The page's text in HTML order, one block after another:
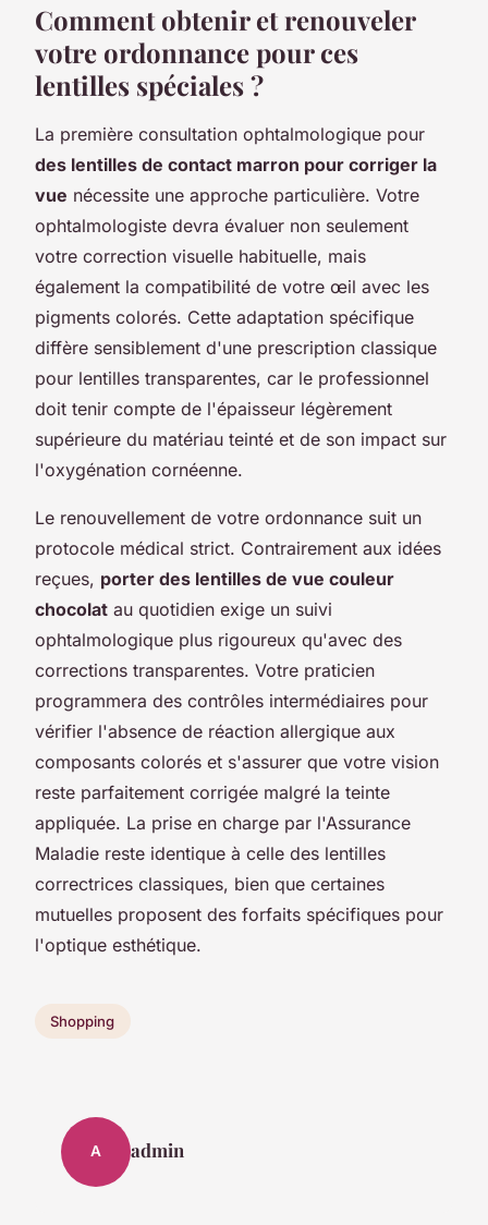
Comment obtenir et renouveler
votre ordonnance pour ces
lentilles spéciales ?
La première consultation ophtalmologique pour
des lentilles de contact marron pour corriger la
vue nécessite une approche particulière. Votre
ophtalmologiste devra évaluer non seulement
votre correction visuelle habituelle, mais
également la compatibilité de votre œil avec les
pigments colorés. Cette adaptation spécifique
diffère sensiblement d'une prescription classique
pour lentilles transparentes, car le professionnel
doit tenir compte de l'épaisseur légèrement
supérieure du matériau teinté et de son impact sur
l'oxygénation cornéenne.
Le renouvellement de votre ordonnance suit un
protocole médical strict. Contrairement aux idées
reçues, porter des lentilles de vue couleur
chocolat au quotidien exige un suivi
ophtalmologique plus rigoureux qu'avec des
corrections transparentes. Votre praticien
programmera des contrôles intermédiaires pour
vérifier l'absence de réaction allergique aux
composants colorés et s'assurer que votre vision
reste parfaitement corrigée malgré la teinte
appliquée. La prise en charge par l'Assurance
Maladie reste identique à celle des lentilles
correctrices classiques, bien que certaines
mutuelles proposent des forfaits spécifiques pour
l'optique esthétique.
Shopping
A admin